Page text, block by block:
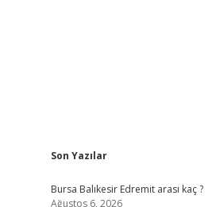
Sidebar
Son Yazılar
Bursa Balıkesir Edremit arası kaç ?
Ağustos 6, 2026